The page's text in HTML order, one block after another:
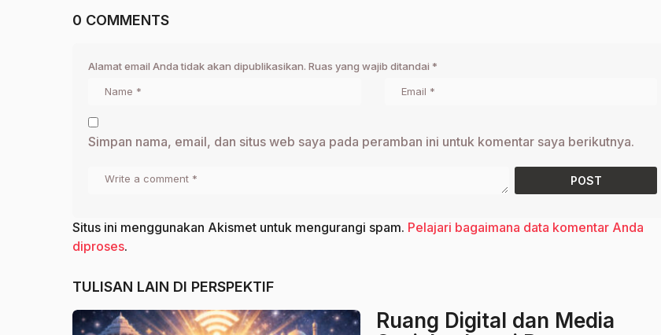
0 COMMENTS
Alamat email Anda tidak akan dipublikasikan. Ruas yang wajib ditandai *
Simpan nama, email, dan situs web saya pada peramban ini untuk komentar saya berikutnya.
Situs ini menggunakan Akismet untuk mengurangi spam. Pelajari bagaimana data komentar Anda
diproses.
TULISAN LAIN DI PERSPEKTIF
Ruang Digital dan Media